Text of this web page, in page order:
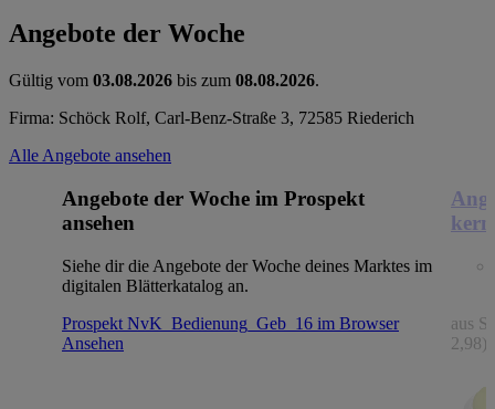
Angebote der Woche
Gültig vom 03.08.2026 bis zum 08.08.2026.
Firma: Schöck Rolf, Carl-Benz-Straße 3, 72585 Riederich
Alle Angebote ansehen
Angebote der Woche im Prospekt
ansehen
Siehe dir die Angebote der Woche deines Marktes im
digitalen Blätterkatalog an.
Prospekt NvK_Bedienung_Geb_16 im Browser
Ansehen
aus
2,98)